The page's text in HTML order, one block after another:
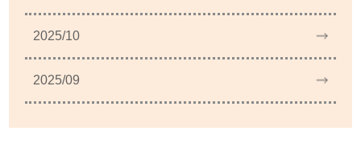
2025/10
2025/09